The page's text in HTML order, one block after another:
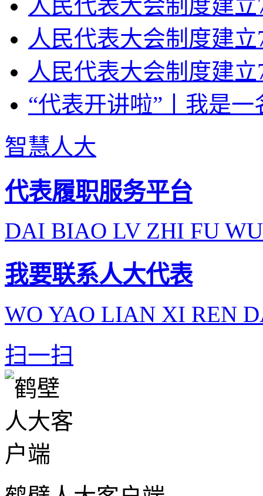
人民代表大会制度建
人民代表大会制度建
人民代表大会制度建
“代表开讲啦”丨我是
智慧人大
代表履职服务平台
DAI BIAO LV ZHI FU
我要联系人大代表
WO YAO LIAN XI REN
扫一扫